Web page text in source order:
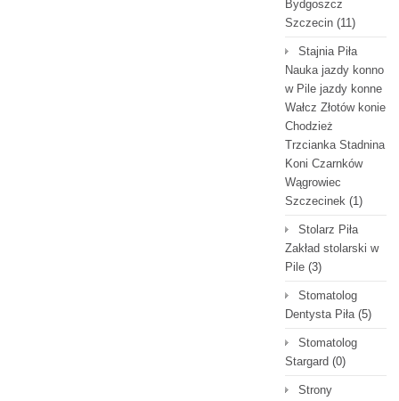
Bydgoszcz
Szczecin (11)
Stajnia Piła
Nauka jazdy konno
w Pile jazdy konne
Wałcz Złotów konie
Chodzież
Trzcianka Stadnina
Koni Czarnków
Wągrowiec
Szczecinek (1)
Stolarz Piła
Zakład stolarski w
Pile (3)
Stomatolog
Dentysta Piła(5)
Stomatolog
Stargard (0)
Strony